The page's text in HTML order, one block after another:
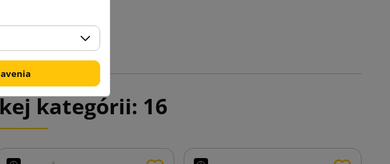
kategórii: 16